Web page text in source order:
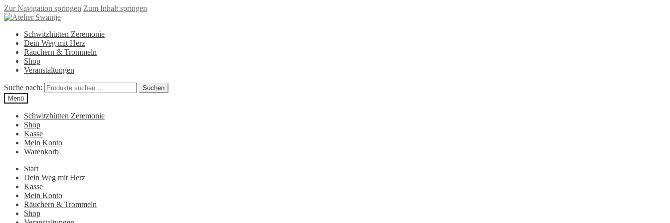
Zur Navigation springen Zum Inhalt springen
Schwitzhütten Zeremonie
Dein Weg mit Herz
Räuchern & Trommeln
Shop
Veranstaltungen
Suche nach:
Suchen
Menü
Schwitzhütten Zeremonie
Shop
Kasse
Mein Konto
Warenkorb
Start
Dein Weg mit Herz
Kasse
Mein Konto
Räuchern & Trommeln
Shop